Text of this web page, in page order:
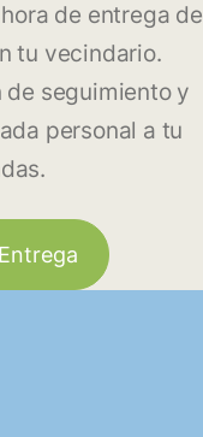
de entrega de
tu vecindario.
seguimiento y
personal a tu